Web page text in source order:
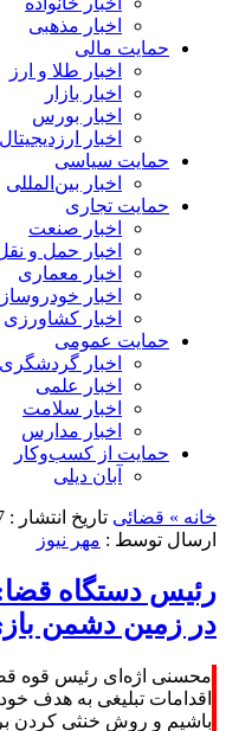
اخبار مذهبی
حمایت مالی
اخبار طلا و ارز
اخبار بازار
اخبار بورس
اخبار ارزدیجیتال
حمایت سیاسی
اخبار بین‌المللی
حمایت تجاری
اخبار صنعت
اخبار حمل و
اخبار معماری
اخبار
اخبار کشاورزی
حمایت عمومی
اخبار گردشگری
اخبار علمی
اخبار سلامت
اخبار مدارس
حمایت از کسب‌وکار
آبان دیلی
خانه » قضائی تاریخ انتشار : 17 دسامبر 2025 - 10:03 |
ارسال توسط : مهر نیوز
رئیس دستگاه
در زمین دشمن
محسنی اژه‌ای رئیس قوه
اقدامات تبلیغی به هدف
باشیم و روش خنثی کردن